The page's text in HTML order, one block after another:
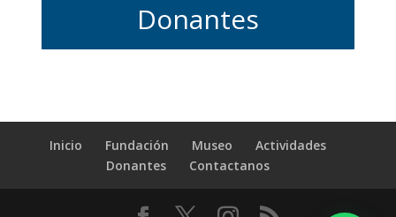
Donantes
Inicio Fundación Museo
Actividades
Donantes
Contactanos